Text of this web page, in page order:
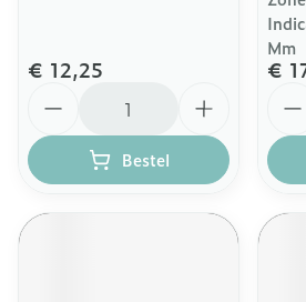
€ 12,25
Bestel
Mm
€